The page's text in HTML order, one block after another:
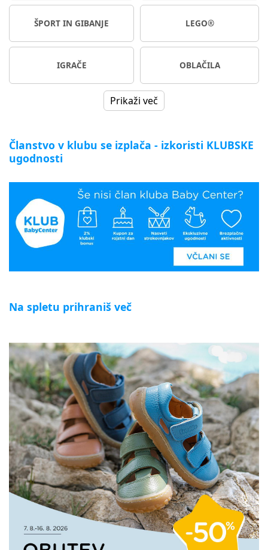
ŠPORT IN GIBANJE LEGO®
IGRAČE OBLAČILA
Prikaži več
Članstvo v klubu se izplača - izkoristi KLUBSKE
ugodnosti
Na spletu prihraniš več